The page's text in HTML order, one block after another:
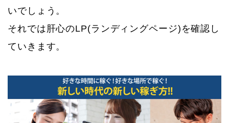
いでしょう。
それでは肝心のLP(ランディングページ)を確認し
ていきます。